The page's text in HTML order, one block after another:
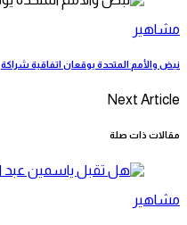
مشاهير
نبض والأمم المتحدة يوقعان اتفاقية شراكة
Next Article
مقالات ذات صلة
مشاهير